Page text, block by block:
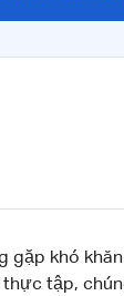
gặp khó
tập,